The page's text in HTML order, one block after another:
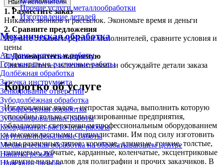
Прочие услуги металлообработки
Изготовление деталей
Механическая обработка
Алмазно-расточные работы
Горизонтально-расточные работы
Долбёжная обработка
Заточка инструмента
Зенкерование отверстий
Зубодолбёжная обработка
Зубофрезерная обработка
Зубошлифовальные работы
Координатно-расточные работы
Круглошлифовальные работы
Механическая обработка на обрабатывающем центре
Накатка резьбы
Нарезание резьбы
Найти исполнителя
1. Разместите заказ
Никаких звонков и рассылок. Экономьте время и деньги
2. Сравните предложения
Изучите отзывы и рейтинг исполнителей, сравните условия и
цены
3.Договоритесь напрямую
Связывайтесь с исполнителями и обсуждайте детали заказа
Коротко об услуге
Изготовление валов - непростая задача, выполнить которую
способны только специализированные предприятия,
обладающие сверхточным профессиональным оборудованием
и высококлассными специалистами. Им под силу изготовить
валы различных типов: короткие, длинные, тонкие, толстые,
шлицевые, зубчатые, карданные, коленчатые, эксцентриковые
и другие виды валов для полиграфии и прочих заказчиков. В